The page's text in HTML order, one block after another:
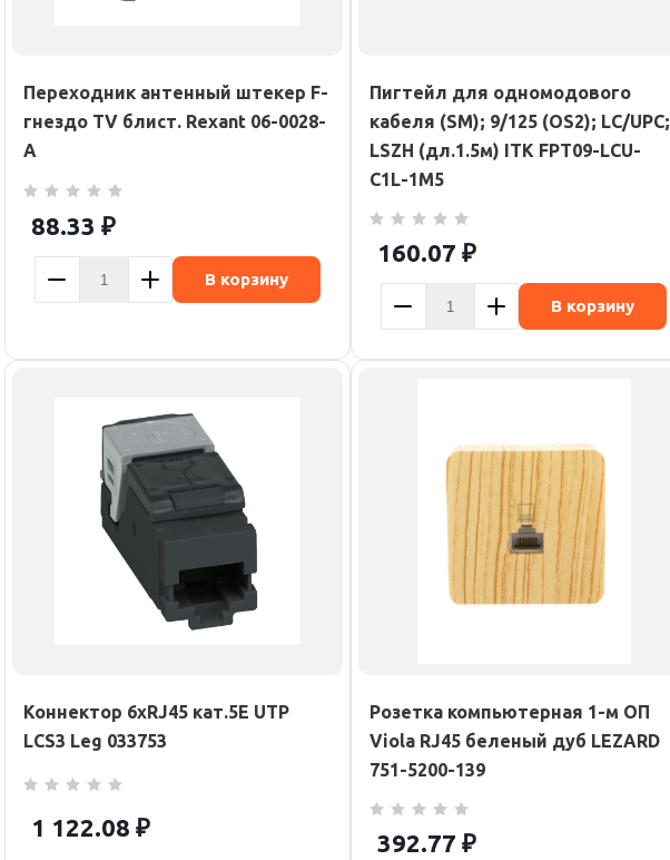
Переходник антенный штекер F-
гнездо TV блист. Rexant 06-0028-
A
88.33 ₽
В корзину
Пигтейл для одномодового
кабеля (SM); 9/125 (OS2); LC/UPC;
LSZH (дл.1.5м) ITK FPT09-LCU-
C1L-1M5
160.07 ₽
В корзину
Коннектор 6хRJ45 кат.5Е UTP
LCS3 Leg 033753
1 122.08 ₽
Розетка компьютерная 1-м ОП
Viola RJ45 беленый дуб LEZARD
751-5200-139
392.77 ₽